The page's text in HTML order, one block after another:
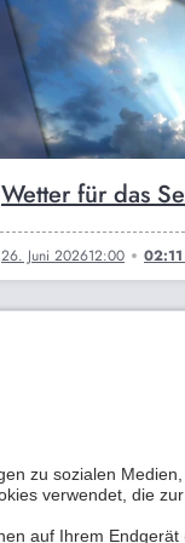
Wetter für das
26. Juni 202612:00